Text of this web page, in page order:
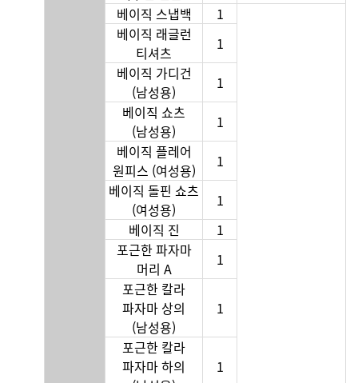
베이직 스냅백
1
베이직 래글런
티셔츠
1
베이직 가디건
(남성용)
1
베이직 쇼츠
(남성용)
1
베이직 플레어
원피스 (여성용)
1
베이직 돌핀 쇼츠
(여성용)
1
베이직 진
1
포근한 파자마
머리 A
1
포근한 칼라
파자마 상의
(남성용)
1
포근한 칼라
파자마 하의
1